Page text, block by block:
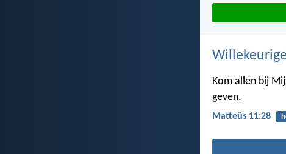
Kom allen bij
geven.
Matteüs 11:28